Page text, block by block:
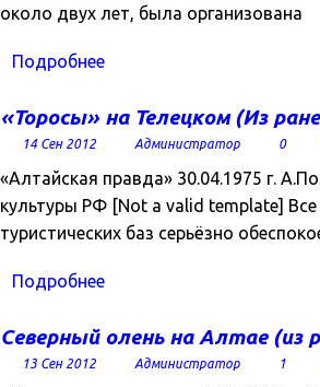
около двух лет, была организована
Подробнее
«Торосы» на Телецком (Из
14 Сен 2012 Администратор 0
«Алтайская правда» 30.04.1975 г.
культуры РФ [Not a valid template]
туристических баз серьёзно
Подробнее
Северный олень на Алтае (из
13 Сен 2012 Администратор 1